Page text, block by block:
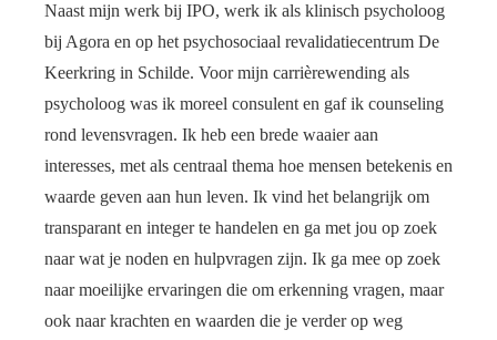
Naast mijn werk bij IPO, werk ik als klinisch psycholoog
bij Agora en op het psychosociaal revalidatiecentrum De
Keerkring in Schilde. Voor mijn carrièrewending als
psycholoog was ik moreel consulent en gaf ik counseling
rond levensvragen. Ik heb een brede waaier aan
interesses, met als centraal thema hoe mensen betekenis en
waarde geven aan hun leven. Ik vind het belangrijk om
transparant en integer te handelen en ga met jou op zoek
naar wat je noden en hulpvragen zijn. Ik ga mee op zoek
naar moeilijke ervaringen die om erkenning vragen, maar
ook naar krachten en waarden die je verder op weg